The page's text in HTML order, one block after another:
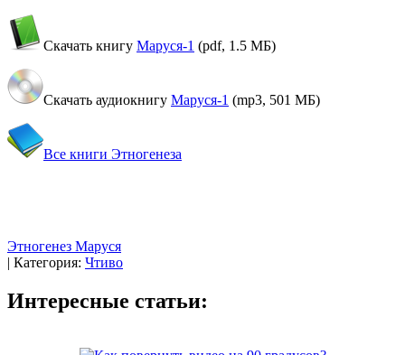
Скачать книгу Маруся-1 (pdf, 1.5 МБ)
Скачать аудиокнигу Маруся-1 (mp3, 501 МБ)
Все книги Этногенеза
Этногенез Маруся
| Категория: Чтиво
Интересные статьи: